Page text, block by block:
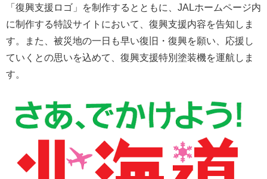
「復興支援ロゴ」を制作するとともに、JALホームページ内
に制作する特設サイトにおいて、復興支援内容を告知しま
す。また、被災地の一日も早い復旧・復興を願い、応援し
ていくとの思いを込めて、復興支援特別塗装機を運航しま
す。